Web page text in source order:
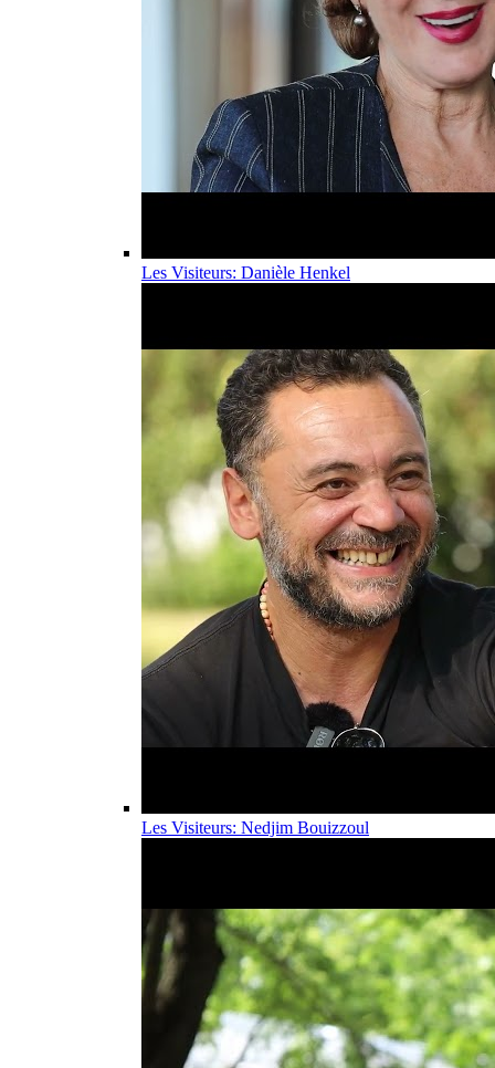
Les Visiteurs: Danièle Henkel
Les Visiteurs: Nedjim Bouizzoul